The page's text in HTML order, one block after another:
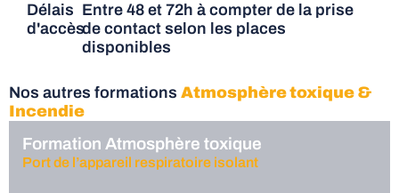
Délais
d'accès
Entre 48 et 72h à compter de la prise
de contact selon les places
disponibles
Nos autres formations Atmosphère toxique &
Incendie
Formation Atmosphère toxique
Port de l’appareil respiratoire isolant